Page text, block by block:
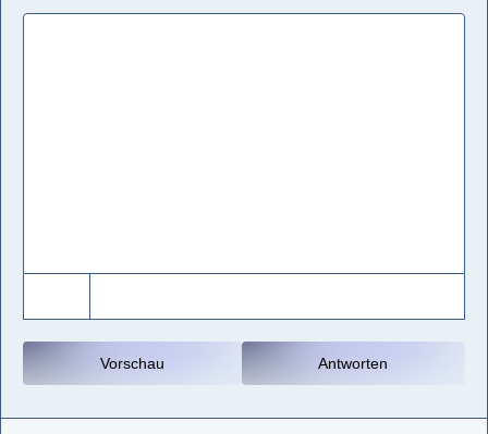
Antworten
Vorschau